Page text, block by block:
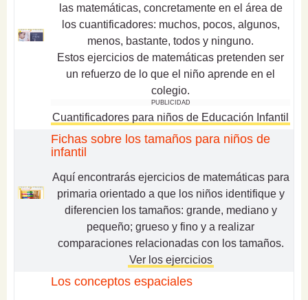
las matemáticas, concretamente en el área de
los cuantificadores: muchos, pocos, algunos,
menos, bastante, todos y ninguno.
Estos ejercicios de matemáticas pretenden ser
un refuerzo de lo que el niño aprende en el
colegio.
PUBLICIDAD
Cuantificadores para niños de Educación Infantil
Fichas sobre los tamaños para niños de
infantil
Aquí encontrarás ejercicios de matemáticas para
primaria orientado a que los niños identifique y
diferencien los tamaños: grande, mediano y
pequeño; grueso y fino y a realizar
comparaciones relacionadas con los tamaños.
Ver los ejercicios
Los conceptos espaciales